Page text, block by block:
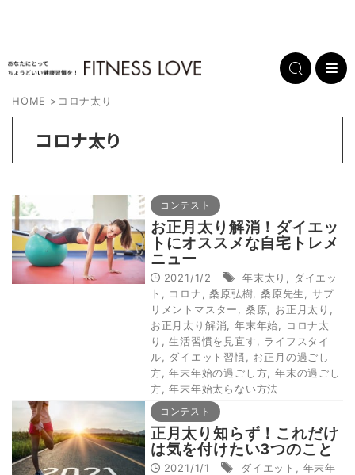
HOME > コロナ太り
コロナ太り
コンテスト
お正月太り解消！ダイエッ
トにオススメな自宅トレメ
ニュー
2021/1/2 年末太り
ダイエッ
ト
コロナ ,桑原弘樹 桑原先生
サプ
リメントマスター
桑原 お正月太り
お正月太り解消
年末年始
コロナ太
り
,生活習慣を見直す
ライフスタイ
ル
ダイエット習慣
お正月の過ごし
方 ,年末年始の過ごし方
年末の過ごし
方 ,年末年始太らない方法
コンテスト
正月太り知らず！これだけ
は気を付けたい3つのこと
2021/1/1 ダイエット
年末年